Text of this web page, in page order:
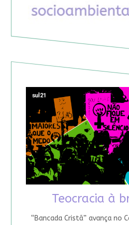
Teocracia à
“Bancada Cristã” avança no